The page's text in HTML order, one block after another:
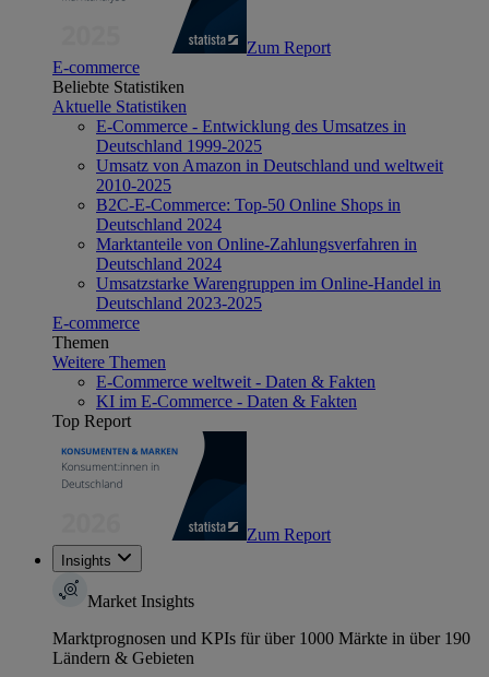
Zum Report
E-commerce
Beliebte Statistiken
Aktuelle Statistiken
E-Commerce - Entwicklung des Umsatzes in
Deutschland 1999-2025
Umsatz von Amazon in Deutschland und weltweit
2010-2025
B2C-E-Commerce: Top-50 Online Shops in
Deutschland 2024
Marktanteile von Online-Zahlungsverfahren in
Deutschland 2024
Umsatzstarke Warengruppen im Online-Handel in
Deutschland 2023-2025
E-commerce
Themen
Weitere Themen
E-Commerce weltweit - Daten & Fakten
KI im E-Commerce - Daten & Fakten
Top Report
Zum Report
Insights
Market Insights
Marktprognosen und KPIs für über 1000 Märkte in über 190
Ländern & Gebieten